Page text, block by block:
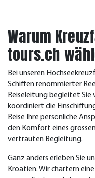
Warum
tours.ch
Bei unseren
Schiffen renommierter
Reiseleitung begleitet Sie
koordiniert die
Reise Ihre persönliche
den Komfort eines
vertrauten Begleitung.
Ganz anders erleben Sie
Kroatien. Wir chartern